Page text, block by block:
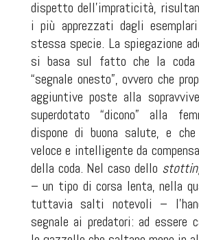
dispetto dell'impraticità,
i più apprezzati dagli
stessa specie. La spiegazione
si basa sul fatto che la coda
“segnale onesto”, ovvero che
aggiuntive poste alla
superdotato “dicono” alla
dispone di buona salute, e
veloce e intelligente da
della coda. Nel caso dello
– un tipo di corsa lenta, nella
tuttavia salti notevoli –
segnale ai predatori: ad essere